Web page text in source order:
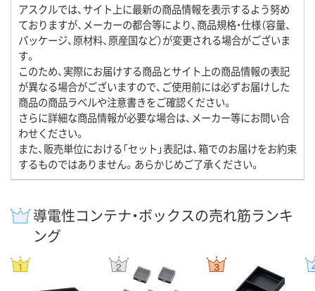
アスクルでは、サイト上に最新の商品情報を表示するよう努め
ておりますが、メーカーの都合等により、商品規格・仕様（容量、
パッケージ、原材料、原産国など）が変更される場合がございま
す。
このため、実際にお届けする商品とサイト上の商品情報の表記
が異なる場合がございますので、ご使用前には必ずお届けした
商品の商品ラベルや注意書きをご確認ください。
さらに詳細な商品情報が必要な場合は、メーカー等にお問い合
わせください。
また、販売単位における「セット」表記は、箱でのお届けをお約束
するものではありません。あらかじめご了承ください。
導電性コンテナ・ボックスの売れ筋ランキ
ング